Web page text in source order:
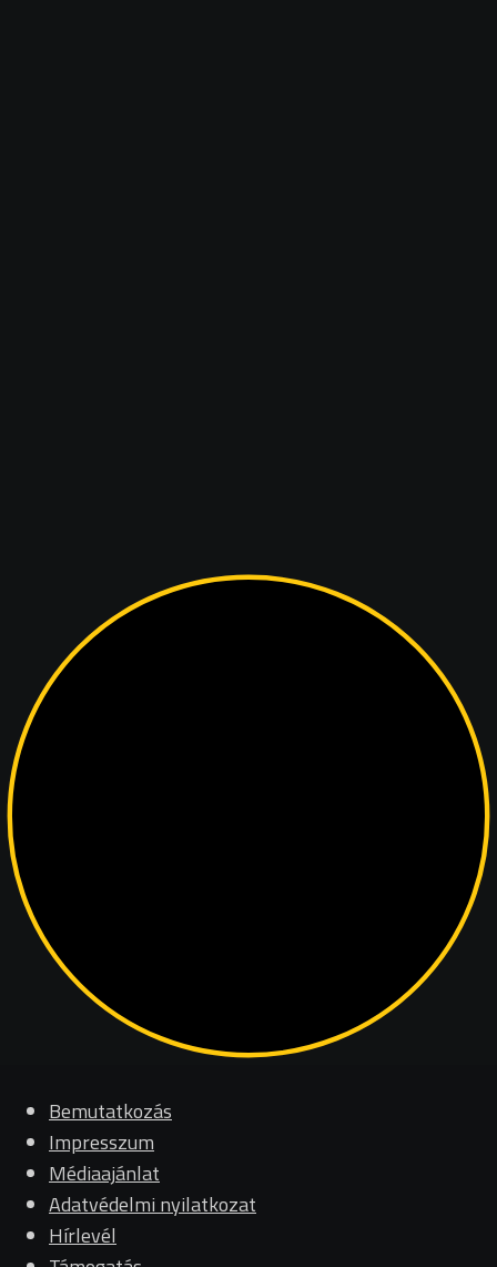
Bemutatkozás
Impresszum
Médiaajánlat
Adatvédelmi nyilatkozat
Hírlevél